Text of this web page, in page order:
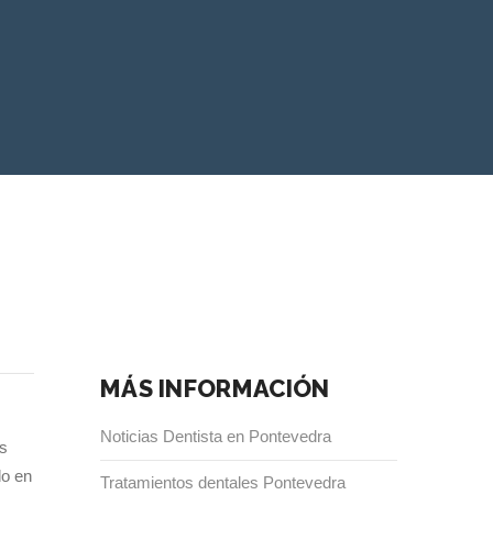
en
MÁS INFORMACIÓN
Noticias Dentista en Pontevedra
Tratamientos dentales Pontevedra